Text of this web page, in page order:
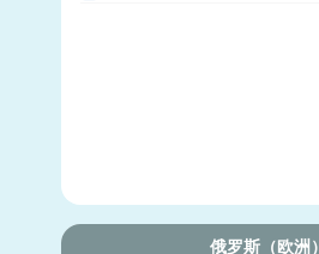
俄罗斯（欧洲）